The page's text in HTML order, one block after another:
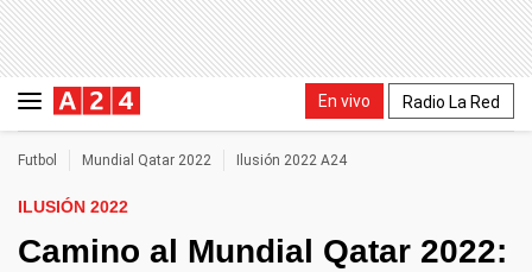
En vivo Radio La Red
Futbol Mundial Qatar 2022 Ilusión 2022 A24
ILUSIÓN 2022
Camino al Mundial Qatar 2022: